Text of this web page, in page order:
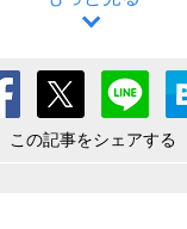
この記事をシェアする